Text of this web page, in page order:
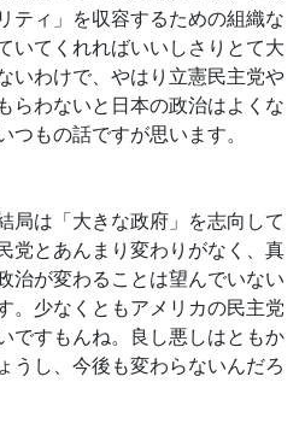
ティ」を収容するための組織な
いてくれればいいしさりとて大
いわけで、やはり立憲民主党や
らわないと日本の政治はよくな
つもの話ですが思います。
局は「大きな政府」を志向して
党とあんまり変わりがなく、真
治が変わることは望んでいない
。少なくともアメリカの民主党
ですもんね。良し悪しはともか
うし、今後も変わらないんだろ